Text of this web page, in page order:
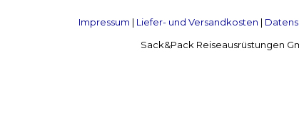
Impressum | Liefer- und Versandkosten |
Sack&Pack Reiseausrüstungen